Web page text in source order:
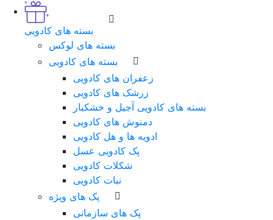
بسته های کادویی
بسته های لوکس
بسته های کادویی
زعفران های کادویی
زرشک های کادویی
بسته های کادویی آجیل و خشکبار
دمنوش های کادویی
ادویه ها و هل کادویی
پک کادویی عسل
شکلات کادویی
نبات کادویی
پک های ویژه
پک های سازمانی